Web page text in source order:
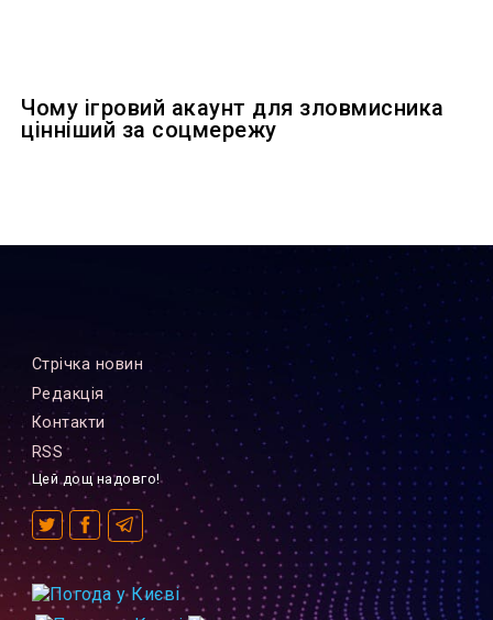
Чому ігровий акаунт для зловмисника
цінніший за соцмережу
Стрiчка новин
Редакцiя
Контакти
RSS
Цей дощ надовго!